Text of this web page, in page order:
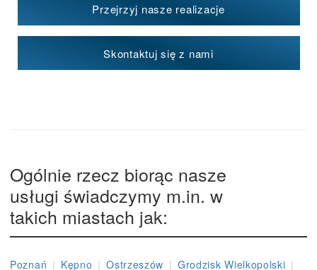
Przejrzyj nasze realizacje
Skontaktuj się z nami
Ogólnie rzecz biorąc nasze
usługi świadczymy m.in. w
takich miastach jak:
Poznań | Kępno | Ostrzeszów | Grodzisk Wielkopolski |